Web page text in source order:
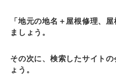
「地元の地名＋屋根修理、
ましょう。
その次に、検索したサイト
ょう。